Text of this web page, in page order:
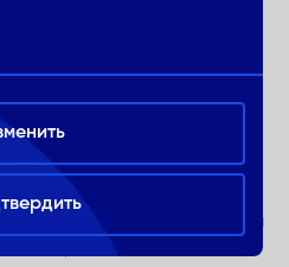
или даже только комната в
источником
если сдавать её через
и дальновидных
довольно быстро
В своё время личная
были только и